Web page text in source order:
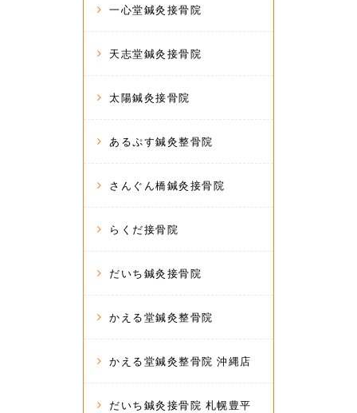
一心堂鍼灸接骨院
天志堂鍼灸接骨院
太陽鍼灸接骨院
あるぷす鍼灸整骨院
さんぐん橋鍼灸接骨院
らくだ接骨院
だいち鍼灸接骨院
かえる堂鍼灸整骨院
かえる堂鍼灸整骨院 沖縄店
だいち鍼灸接骨院 札幌豊平